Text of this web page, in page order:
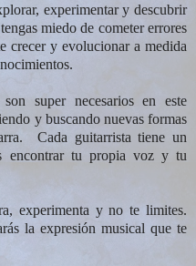
experimentar y descubrir
miedo de cometer errores
crecer y evolucionar a medida
super necesarios en este
y buscando nuevas formas
Cada guitarrista tiene un
encontrar tu propia voz y tu
experimenta y no te limites.
la expresión musical que te